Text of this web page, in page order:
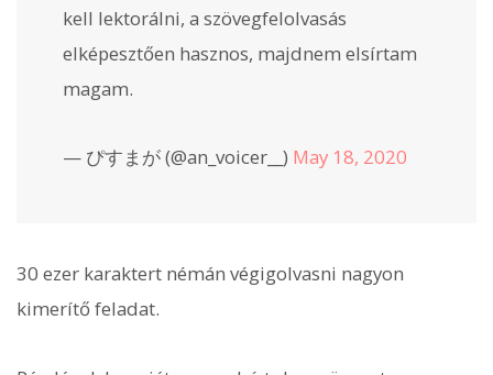
kell lektorálni, a szövegfelolvasás
elképesztően hasznos, majdnem elsírtam
magam.
— ぴすまが (@an_voicer__) May 18, 2020
30 ezer karaktert némán végigolvasni nagyon
kimerítő feladat.